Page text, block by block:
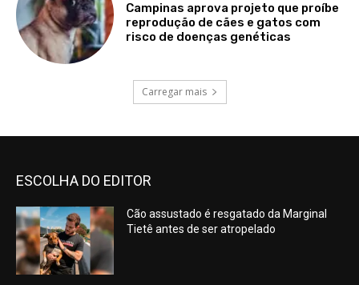
Campinas aprova projeto que proíbe
reprodução de cães e gatos com
risco de doenças genéticas
Carregar mais
ESCOLHA DO EDITOR
Cão assustado é resgatado da Marginal
Tietê antes de ser atropelado